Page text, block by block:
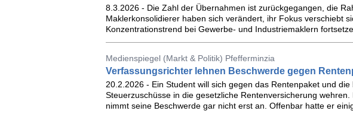
8.3.2026 - Die Zahl der Übernahmen ist zurückgegangen, die
Maklerkonsolidierer haben sich verändert, ihr Fokus verschiebt
Konzentrationstrend bei Gewerbe- und Industriemaklern
Medienspiegel (Markt & Politik) Pfefferminzia
Verfassungsrichter lehnen Beschwerde gegen
20.2.2026 - Ein Student will sich gegen das Rentenpaket und
Steuerzuschüsse in die gesetzliche Rentenversicherung
nimmt seine Beschwerde gar nicht erst an. Offenbar hatte er